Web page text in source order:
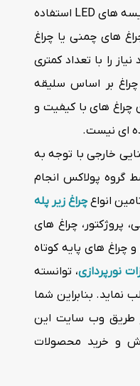
مورد نظر می توانید از لامپ یا ریسه های LED استفاده
های چمنی یا چراغ
را با تعداد کمتری
چراغ بر اساس سلیقه
های با کیفیت و
ای نیست.
خارجی با توجه به
گروه پولاکس انجام
انواعچراغ زیر پله
پروژکتور، چراغ های
چراغ های پایه کوتاه
نورپردازی، توانسته
نماید. بنابراین شما
طریق وب سایت این
و خرید محصولات